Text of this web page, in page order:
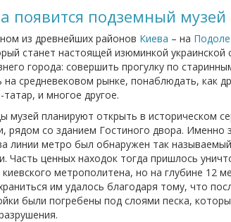
появится подземный музей
из древнейших районов Киева – на Подоле
станет настоящей изюминкой
города: совершить прогулку по
средневековом рынке, понаблюдать, как
и многое другое.
музей планируют открыть в историческом
рядом со зданием Гостиного двора. Именно
линии метро был обнаружен так
Часть ценных находок тогда пришлось
метрополитена, но на глубине 12
им удалось благодаря тому, что
были погребены под слоями песка,